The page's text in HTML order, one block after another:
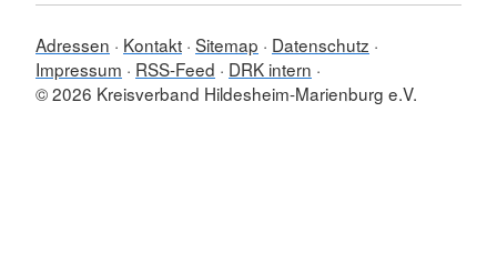
Adressen Kontakt Sitemap
Datenschutz
Impressum
RSS-Feed
DRK intern
© 2026 Kreisverband Hildesheim-Marienburg e.V.